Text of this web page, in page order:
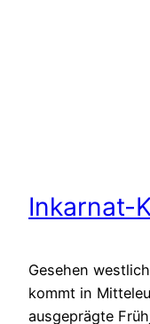
Inkarnat-
Gesehen
kommt in
ausgeprägte